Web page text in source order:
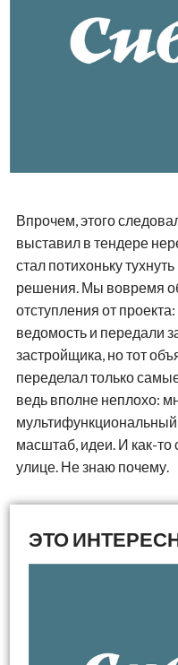
Впрочем, этого
выставил в тендере
стал потихоньку
решения. Мы вовремя
отступления от
ведомость и передали
застройщика, но тот
переделал только
ведь вполне неплохо:
масштаб, идеи. И как-
улице. Не знаю почему.